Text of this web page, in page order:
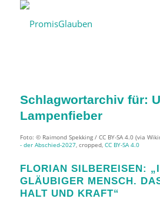
Schlagwortarchiv für:
Lampenfieber
Foto: © Raimond Spekking / CC BY-SA 4.0 (via
- der Abschied-2027, cropped, CC BY-SA 4.0
FLORIAN SILBEREISEN:
GLÄUBIGER MENSCH.
HALT UND KRAFT“